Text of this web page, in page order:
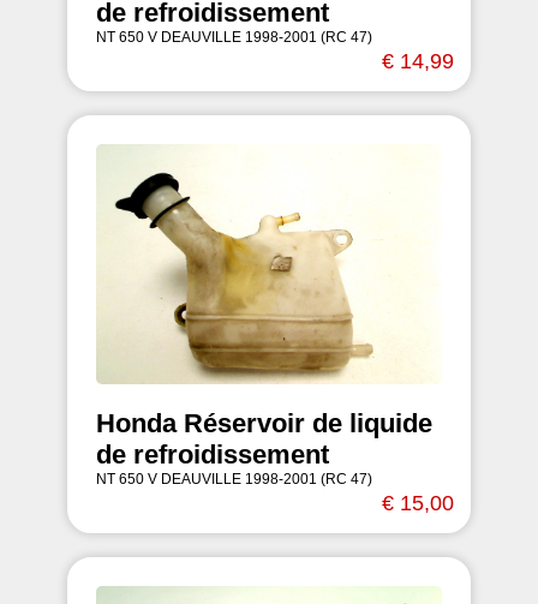
de refroidissement
NT 650 V DEAUVILLE 1998-2001 (RC 47)
€ 14,99
Honda Réservoir de liquide
de refroidissement
NT 650 V DEAUVILLE 1998-2001 (RC 47)
€ 15,00